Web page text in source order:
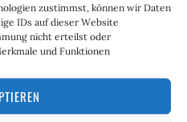
zustimmst, können wir Daten
IDs auf dieser Website
nicht erteilst oder
und Funktionen
Boßdorf